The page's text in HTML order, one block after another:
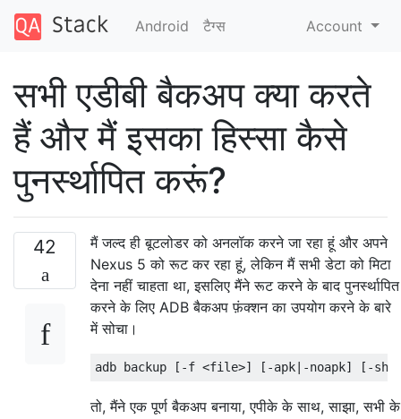
Android टैग्‍स Account
सभी एडीबी बैकअप क्या करते
हैं और मैं इसका हिस्सा कैसे
पुनर्स्थापित करूं?
42
मैं जल्द ही बूटलोडर को अनलॉक करने जा रहा हूं और अपने
Nexus 5 को रूट कर रहा हूं, लेकिन मैं सभी डेटा को मिटा
देना नहीं चाहता था, इसलिए मैंने रूट करने के बाद पुनर्स्थापित
करने के लिए ADB बैकअप फ़ंक्शन का उपयोग करने के बारे
में सोचा।
तो, मैंने एक पूर्ण बैकअप बनाया, एपीके के साथ, साझा, सभी के